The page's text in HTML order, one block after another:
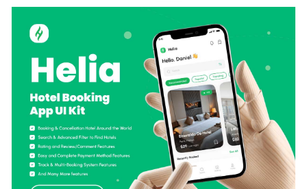
清新音乐类App UI设计.Sketch设计素材 2020-11-23
Chatly-移动社交app界面设计素材
2023-08-09
一组毛玻璃风格图标 .fig素材 2021-11-04
酒店预订app ui设计 .sketch素材
2022-03-19
smart watch智能手表app ui设计 .fig素材 2022-05-29